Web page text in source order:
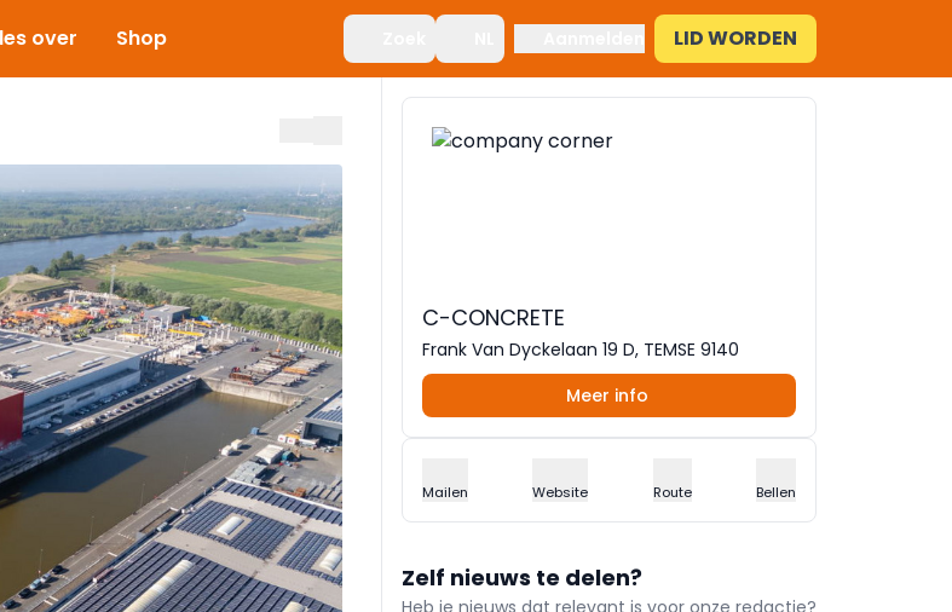
over Shop LID WORDEN
C-CONCRETE
Frank Van Dyckelaan 19 D, TEMSE 9140
Meer info
Mailen Website Route Bellen
Zelf nieuws te delen?
Heb je nieuws dat relevant is voor onze redactie?